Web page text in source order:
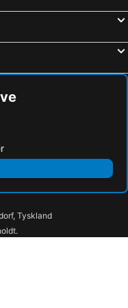
Tyskland